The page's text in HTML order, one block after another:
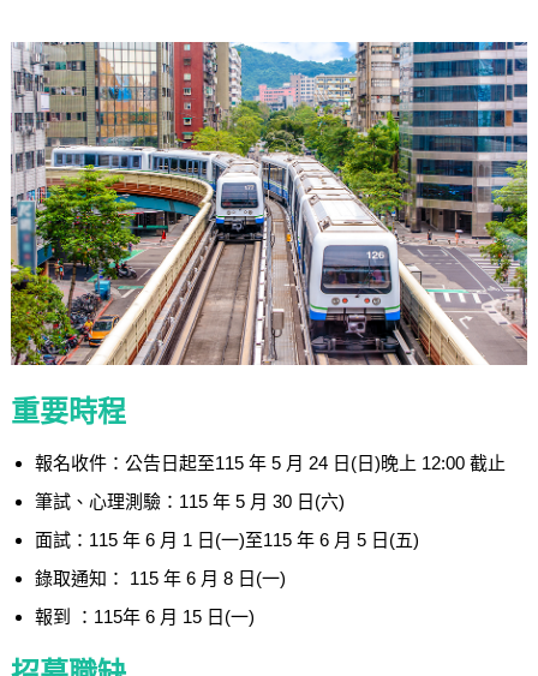
重要時程
報名收件：公告日起至115 年 5 月 24 日(日)晚上 12:00 截止
筆試、心理測驗：115 年 5 月 30 日(六)
面試：115 年 6 月 1 日(一)至115 年 6 月 5 日(五)
錄取通知： 115 年 6 月 8 日(一)
報到 ：115年 6 月 15 日(一)